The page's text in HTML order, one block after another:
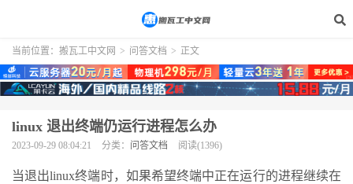
当前位置： 搬瓦工中文网 > 问答文档 > 正文
linux 退出终端仍运行进程怎么办
2023-09-29 08:04:21 分类： 问答文档 阅读(1396)
当退出linux终端时，如果希望终端中正在运行的进程继续在